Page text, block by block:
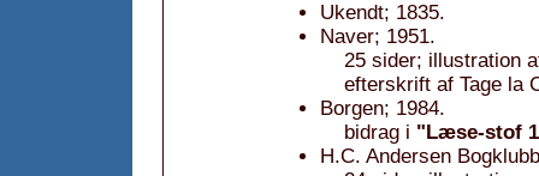
Ukendt; 1835.
Naver; 1951.
25 sider; illustration
efterskrift af Tage la
Borgen; 1984.
bidrag i "Læse-stof
H.C. Andersen